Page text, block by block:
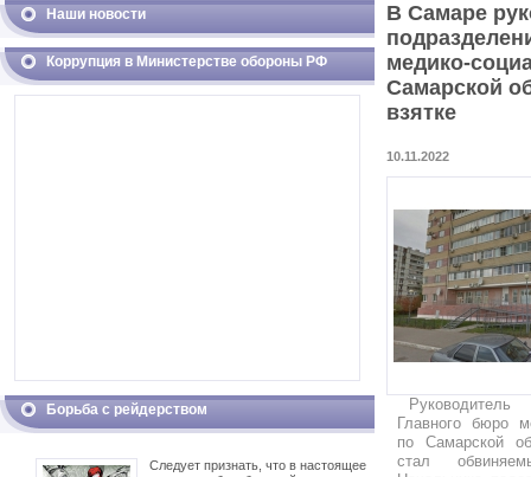
Наши новости
Коррупция в Министерстве обороны РФ
Борьба с рейдерством
Следует признать, что в настоящее
В Самаре
медико-
Самарской
взятке
10.11.2022
Главного бюро
по Самарской
стал